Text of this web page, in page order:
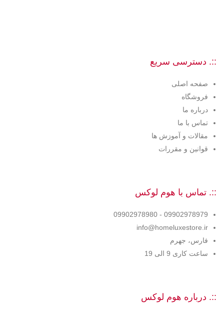
::. دسترسی سریع
صفحه اصلی
فروشگاه
درباره ما
تماس با ما
مقالات و آموزش ها
قوانین و مقررات
::. تماس با هوم لوکس
09902978979 - 09902978980
info@homeluxestore.ir
فارس، جهرم
ساعت کاری 9 الی 19
::. درباره هوم لوکس